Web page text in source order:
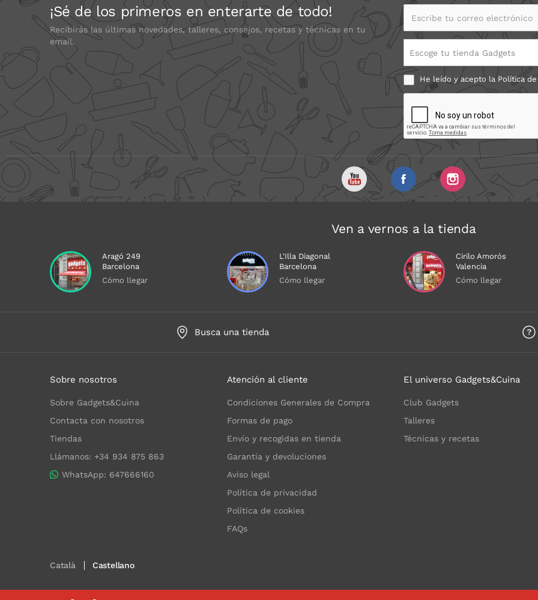
¡Sé de los primeros en enterarte de todo!
Recibirás las últimas novedades, talleres, consejos, recetas y técnicas en tu
email.
Escribe tu correo electrónico
Escoge tu tienda Gadgets
He leído y acepto la Política
Ven a vernos a la tienda
Aragó 249
Barcelona
Cómo llegar
L'Illa Diagonal
Barcelona
Cómo llegar
Cirilo Amorós
Valencia
Cómo llegar
Busca una tienda
Sobre nosotros
Sobre Gadgets&Cuina
Contacta con nosotros
Tiendas
Llámanos: +34 934 875 863
WhatsApp: 647666160
Atención al cliente
Condiciones Generales de Compra
Formas de pago
Envío y recogidas en tienda
Garantía y devoluciones
Aviso legal
Política de privacidad
Política de cookies
FAQs
El universo Gadgets&Cuina
Club Gadgets
Talleres
Técnicas y recetas
Català Castellano